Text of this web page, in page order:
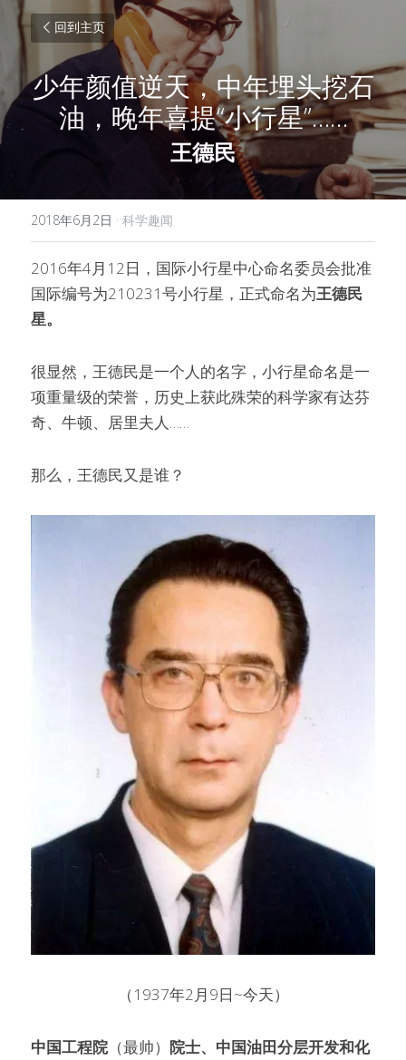
回到主页
少年颜值逆天，中年埋头挖石
油，晚年喜提“小行星”……
王德民
2018年6月2日 · 科学趣闻
2016年4月12日，国际小行星中心命名委员会批准
国际编号为210231号小行星，正式命名为王德民
星。
很显然，王德民是一个人的名字，小行星命名是一
项重量级的荣誉，历史上获此殊荣的科学家有达芬
奇、牛顿、居里夫人……
那么，王德民又是谁？
（1937年2月9日~今天）
中国工程院（最帅） 院士、中国油田分层开发和化